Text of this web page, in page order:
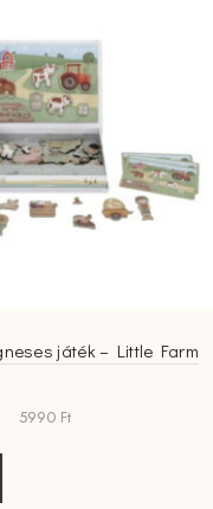
játék – Little Farm
5990 Ft